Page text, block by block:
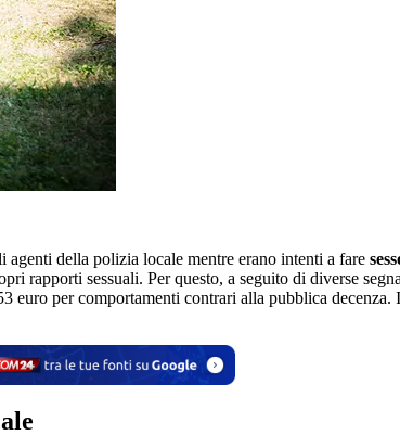
agenti della polizia locale mentre erano intenti a fare
rapporti sessuali. Per questo, a seguito di diverse
per comportamenti contrari alla pubblica